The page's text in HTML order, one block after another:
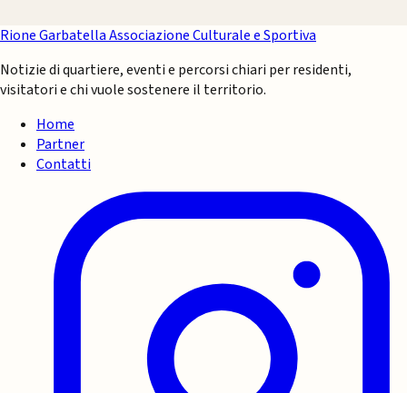
Rione GarbatellaAssociazione Culturale e Sportiva
Notizie di quartiere, eventi e percorsi chiari per residenti,
visitatori e chi vuole sostenere il territorio.
Home
Partner
Contatti